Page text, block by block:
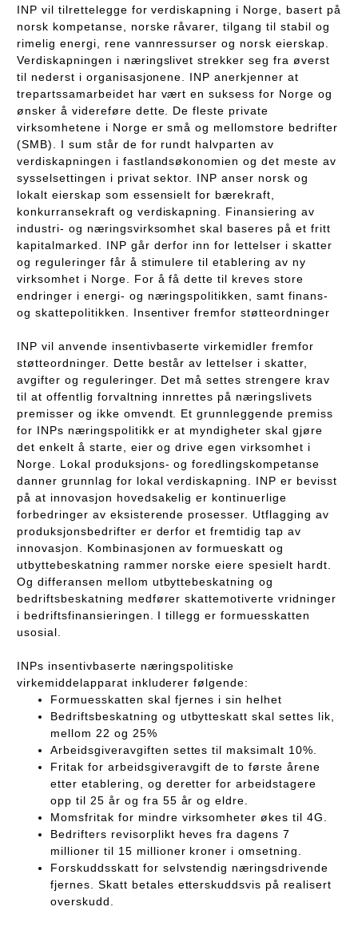
INP vil tilrettelegge for verdiskapning i Norge, basert på
norsk kompetanse, norske råvarer, tilgang til stabil og
rimelig energi, rene vannressurser og norsk eierskap.
Verdiskapningen i næringslivet strekker seg fra øverst
til nederst i organisasjonene. INP anerkjenner at
trepartssamarbeidet har vært en suksess for Norge og
ønsker å videreføre dette. De fleste private
virksomhetene i Norge er små og mellomstore bedrifter
(SMB). I sum står de for rundt halvparten av
verdiskapningen i fastlandsøkonomien og det meste av
sysselsettingen i privat sektor. INP anser norsk og
lokalt eierskap som essensielt for bærekraft,
konkurransekraft og verdiskapning. Finansiering av
industri- og næringsvirksomhet skal baseres på et fritt
kapitalmarked. INP går derfor inn for lettelser i skatter
og reguleringer får å stimulere til etablering av ny
virksomhet i Norge. For å få dette til kreves store
endringer i energi- og næringspolitikken, samt finans-
og skattepolitikken. Insentiver fremfor støtteordninger
INP vil anvende insentivbaserte virkemidler fremfor
støtteordninger. Dette består av lettelser i skatter,
avgifter og reguleringer. Det må settes strengere krav
til at offentlig forvaltning innrettes på næringslivets
premisser og ikke omvendt. Et grunnleggende premiss
for INPs næringspolitikk er at myndigheter skal gjøre
det enkelt å starte, eier og drive egen virksomhet i
Norge. Lokal produksjons- og foredlingskompetanse
danner grunnlag for lokal verdiskapning. INP er bevisst
på at innovasjon hovedsakelig er kontinuerlige
forbedringer av eksisterende prosesser. Utflagging av
produksjonsbedrifter er derfor et fremtidig tap av
innovasjon. Kombinasjonen av formueskatt og
utbyttebeskatning rammer norske eiere spesielt hardt.
Og differansen mellom utbyttebeskatning og
bedriftsbeskatning medfører skattemotiverte vridninger
i bedriftsfinansieringen. I tillegg er formuesskatten
usosial.
INPs insentivbaserte næringspolitiske
virkemiddelapparat inkluderer følgende:
Formuesskatten skal fjernes i sin helhet
Bedriftsbeskatning og utbytteskatt skal settes lik,
mellom 22 og 25%
Arbeidsgiveravgiften settes til maksimalt 10%.
Fritak for arbeidsgiveravgift de to første årene
etter etablering, og deretter for arbeidstagere
opp til 25 år og fra 55 år og eldre.
Momsfritak for mindre virksomheter økes til 4G.
Bedrifters revisorplikt heves fra dagens 7
millioner til 15 millioner kroner i omsetning.
Forskuddsskatt for selvstendig næringsdrivende
fjernes. Skatt betales etterskuddsvis på realisert
overskudd.